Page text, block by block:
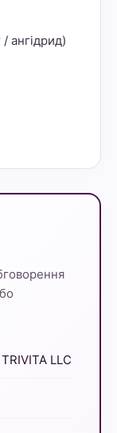
ангідрид)
LLC